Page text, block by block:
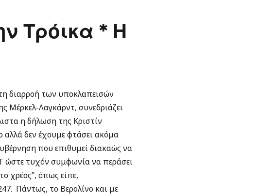
Τρόικα * Η
διαρροή των υποκλαπεισών
Μέρκελ-Λαγκάρντ, συνεδριάζει
η δήλωση της Κριστίν
αλλά δεν έχουμε φτάσει ακόμα
που επιθυμεί διακαώς να
ώστε τυχόν συμφωνία να περάσει
χρέος”, όπως είπε,
Πάντως, το Βερολίνο και με